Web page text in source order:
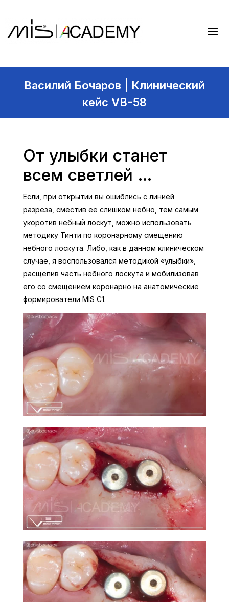
Василий Бочаров | Клинический
кейс VB-58
От улыбки станет
всем светлей …
Если, при открытии вы ошиблись с линией
разреза, сместив ее слишком небно, тем самым
укоротив небный лоскут, можно использовать
методику Тинти по коронарному смещению
небного лоскута. Либо, как в данном клиническом
случае, я воспользовался методикой «улыбки»,
расщепив часть небного лоскута и мобилизовав
его со смещением коронарно на анатомические
формирователи MIS C1.